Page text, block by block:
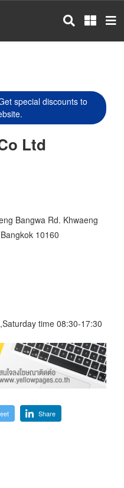
special discounts to
Ltd
Bangwa Rd. Khwaeng
10160
time 08:30-17:30
Share